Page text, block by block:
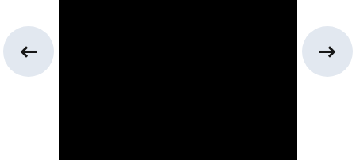
ZOL TV